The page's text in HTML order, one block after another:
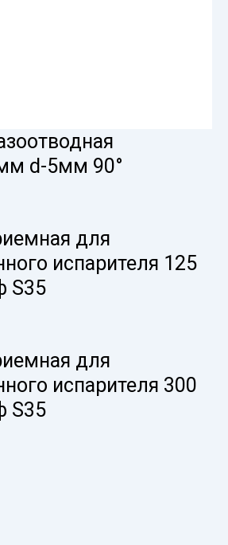
d-5мм 90°
для
испарителя 125
S35
для
испарителя 300
S35